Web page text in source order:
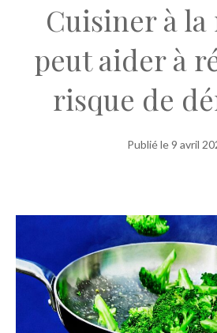
Cuisiner à la
peut aider à
risque de
Publié le9 avril